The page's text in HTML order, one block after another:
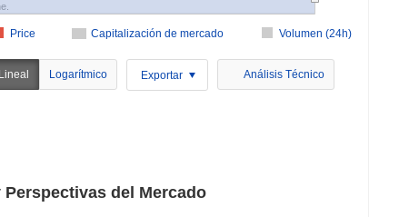
Capitalización de mercado Volumen (24h)
Price
Lineal Logarítmico Exportar Análisis Técnico
Perspectivas del Mercado